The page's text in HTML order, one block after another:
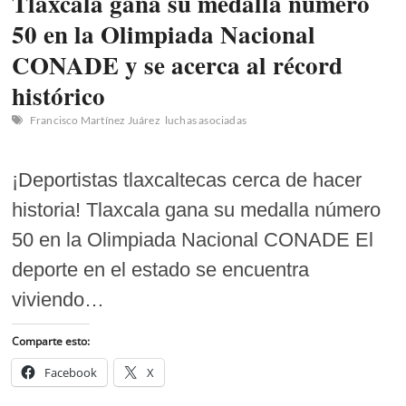
50 en la Olimpiada Nacional
CONADE y se acerca al récord
histórico
Francisco Martínez Juárez luchas asociadas
¡Deportistas tlaxcaltecas cerca de hacer
historia! Tlaxcala gana su medalla número
50 en la Olimpiada Nacional CONADE El
deporte en el estado se encuentra
viviendo…
Comparte esto:
Facebook X